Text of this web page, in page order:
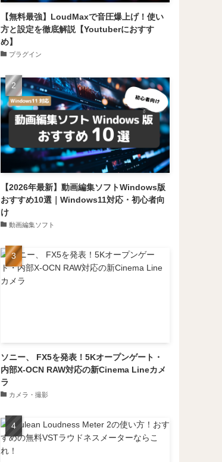
【無料最強】LoudMaxで音圧爆上げ！使い
方と設定を徹底解説【Youtuberにおすす
め】
プラグイン
【2026年最新】動画編集ソフトWindows版
おすすめ10選｜Windows11対応・初心者向
け
動画編集ソフト
ソニー、 FX5を発表！5Kオープンゲート・
内部X-OCN RAW対応の新Cinema Lineカメ
ラ
カメラ・撮影